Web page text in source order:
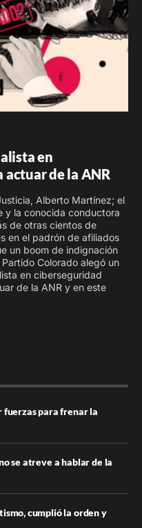
en
de la ANR
Alberto Martínez; el
y la conocida conductora
de otras cientos de
en el padrón de afiliados
un boom de indignación
Colorado alegó un
en ciberseguridad
de la ANR y en este
fuerzas para frenar la
se atreve a hablar de la
cumplió la orden y